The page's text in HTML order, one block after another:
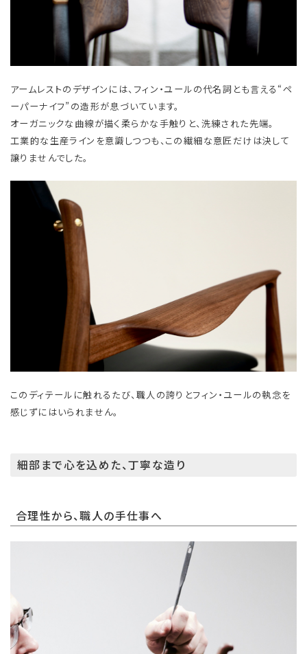
アームレストのデザインには、フィン・ユールの代名詞とも言える“ペ
ーパーナイフ”の造形が息づいています。
オーガニックな曲線が描く柔らかな手触りと、洗練された先端。
工業的な生産ラインを意識しつつも、この繊細な意匠だけは決して
譲りませんでした。
このディテールに触れるたび、職人の誇りとフィン・ユールの執念を
感じずにはいられません。
細部まで心を込めた、丁寧な造り
合理性から、職人の手仕事へ